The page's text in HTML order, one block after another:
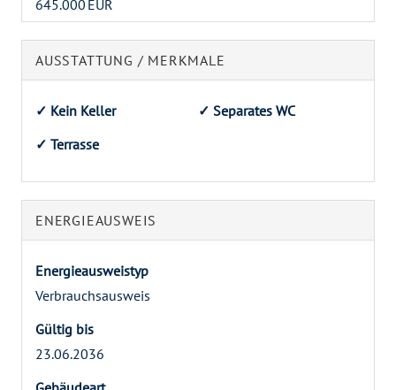
645.000 EUR
AUSSTATTUNG / MERKMALE
✓ Kein Keller
✓ Separates WC
✓ Terrasse
ENERGIEAUSWEIS
Energieausweistyp
Verbrauchs­ausweis
Gültig bis
23.06.2036